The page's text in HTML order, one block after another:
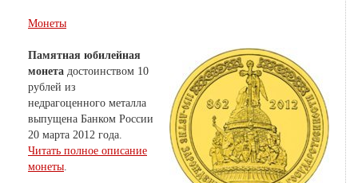
Монеты
Памятная юбилейная
монета достоинством 10
рублей из
недрагоценного металла
выпущена Банком России
20 марта 2012 года.
Читать полное описание
монеты